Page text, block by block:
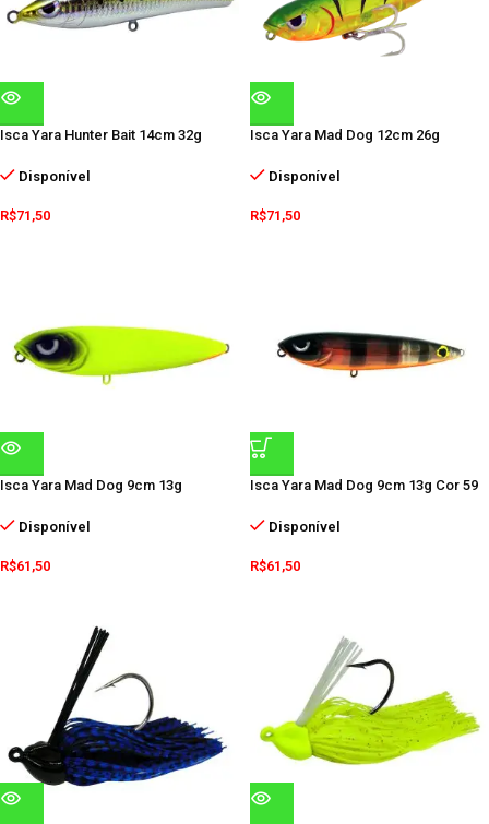
Isca Yara Hunter Bait 14cm 32g
Disponível
R$71,50
Isca Yara Mad Dog 12cm 26g
Disponível
R$71,50
Isca Yara Mad Dog 9cm 13g
Disponível
R$61,50
Isca Yara Mad Dog 9cm 13g Cor 59
Disponível
R$61,50